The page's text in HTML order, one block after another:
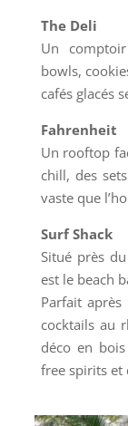
The Deli
Un
bowls,
cafés glacés
Fahrenheit
Un rooftop
chill, des
vaste que
Surf Shack
Situé près
est le beach
Parfait
cocktails au
déco en
free spirits et